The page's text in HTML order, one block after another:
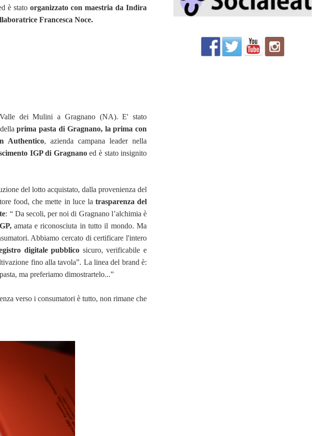
è stato organizzato con maestria da Indira
Francesca Noce.
dei Mulini a Gragnano (NA). E' stato
dellaprima pasta di Gragnano, la prima con
Authentico, azienda campana leader nella
IGP di Gragnanoed è stato insignito
del lotto acquistato, dalla provenienza del
food, che mette in luce la trasparenza del
: “ Da secoli, per noi di Gragnano l’alchimia è
amata e riconosciuta in tutto il mondo. Ma
Abbiamo cercato di certificare l'intero
digitale pubblico sicuro, verificabile e
fino alla tavola”. La linea del brand è:
ma preferiamo dimostrartelo...”
verso i consumatori è tutto, non rimane che